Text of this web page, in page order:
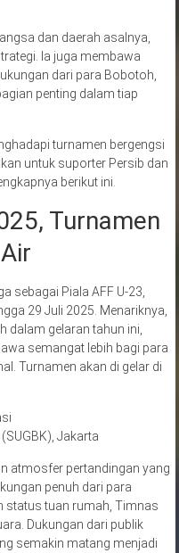
dan daerah asalnya,
Ia juga membawa
dari para Bobotoh,
penting dalam tiap
turnamen bergengsi
untuk suporter Persib dan
berikut ini.
Turnamen
sebagai Piala AFF U-23,
29 Juli 2025. Menariknya,
dalam gelaran tahun ini,
semangat lebih bagi para
Turnamen akan di gelar di
Jakarta
atmosfer pertandingan yang
penuh dari para
status tuan rumah, Timnas
Dukungan dari publik
semakin matang menjadi